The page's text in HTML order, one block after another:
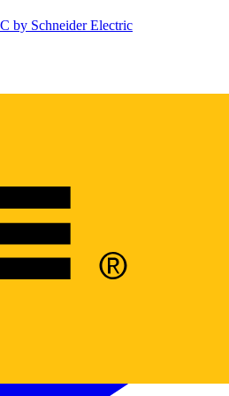
by Schneider Electric